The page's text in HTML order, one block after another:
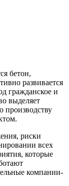
бетон,
развивается
гражданское и
выделяет
производству
риски
всех
которые
компании-